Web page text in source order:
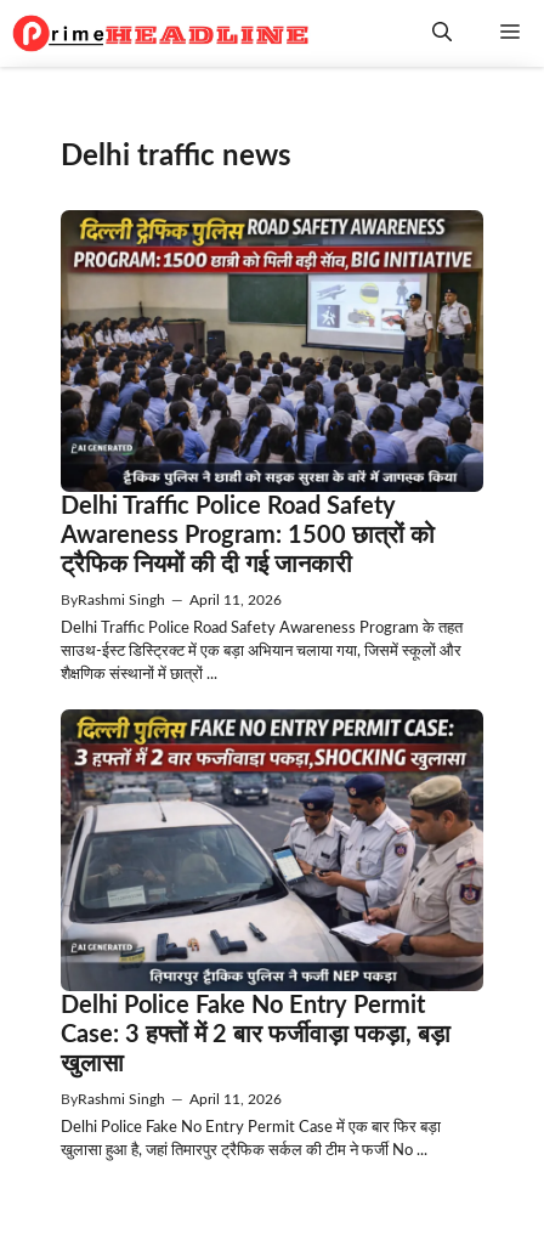
Skip
to
Delhi traffic news
Delhi Traffic Police Road Safety
Awareness Program: 1500 छात्रों को
ट्रैफिक नियमों की दी गई जानकारी
ByRashmi Singh — April 11, 2026
Delhi Traffic Police Road Safety Awareness Program के तहत
साउथ-ईस्ट डिस्ट्रिक्ट में एक बड़ा अभियान चलाया गया, जिसमें स्कूलों और
शैक्षणिक संस्थानों में छात्रों ...
Delhi Police Fake No Entry Permit
Case: 3 हफ्तों में 2 बार फर्जीवाड़ा पकड़ा, बड़ा
खुलासा
ByRashmi Singh — April 11, 2026
Delhi Police Fake No Entry Permit Case में एक बार फिर बड़ा
खुलासा हुआ है, जहां तिमारपुर ट्रैफिक सर्कल की टीम ने फर्जी No ...